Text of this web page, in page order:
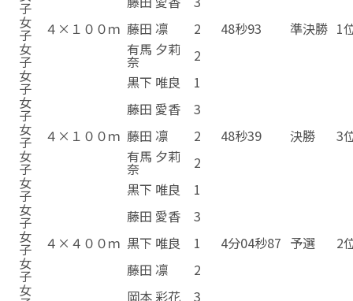
子
女
子 ４×１００ｍ 藤田 凛 2 48秒93 準決勝 1
女
子
有馬 夕莉
奈
2
女
子 黒下 唯良
1
女
子 藤田 愛香
3
女
子 ４×１００ｍ 藤田 凛 2 48秒39 決勝
3
女
子
有馬 夕莉
奈
2
女
子 黒下 唯良
1
女
子 藤田 愛香
3
女
子 ４×４００ｍ 黒下 唯良 1 4分04秒87 予選
2
女
子 藤田 凛
2
女
岡本 彩花
3